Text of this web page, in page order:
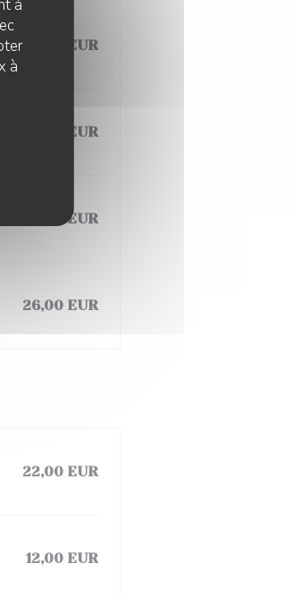
à
à
28,00 EUR
37,00 EUR
25,00 EUR
26,00 EUR
22,00 EUR
12,00 EUR